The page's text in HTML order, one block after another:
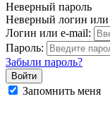
Неверный пароль
Неверный логин или
Логин или e-mail:
Пароль:
Забыли пароль?
Запомнить меня